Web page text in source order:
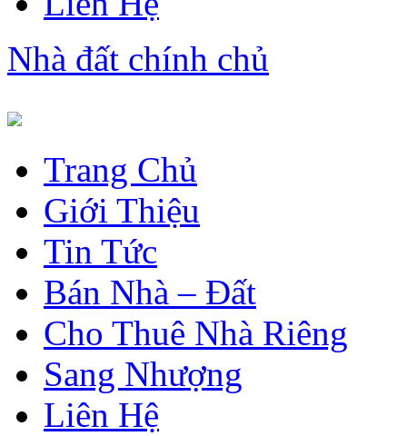
Nhà đất chính chủ
Trang Chủ
Giới Thiệu
Tin Tức
Bán Nhà – Đất
Cho Thuê Nhà Riêng
Sang Nhượng
Liên Hệ